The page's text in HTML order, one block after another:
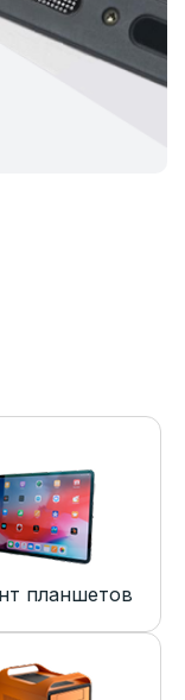
планшетов